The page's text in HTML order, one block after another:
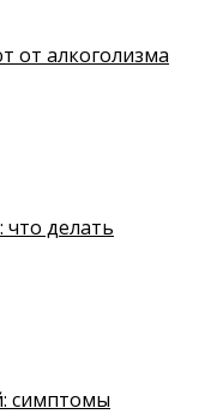
от алкоголизма
делать
симптомы